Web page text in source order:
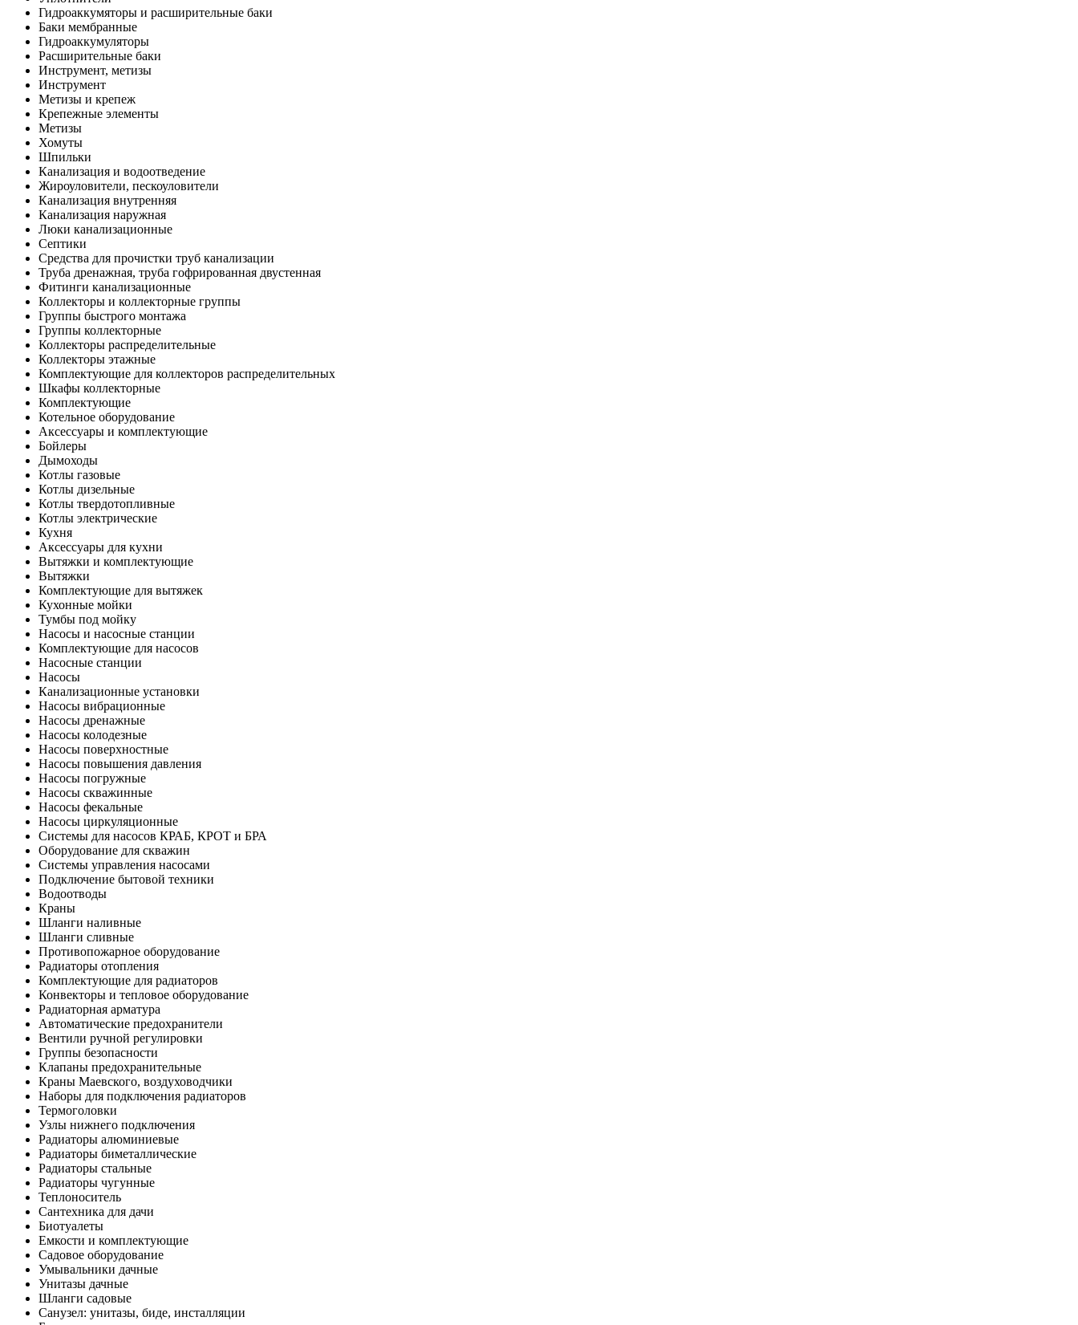
Гидроаккумяторы и расширительные баки
Баки мембранные
Гидроаккумуляторы
Расширительные баки
Инструмент, метизы
Инструмент
Метизы и крепеж
Крепежные элементы
Метизы
Хомуты
Шпильки
Канализация и водоотведение
Жироуловители, пескоуловители
Канализация внутренняя
Канализация наружная
Люки канализационные
Септики
Средства для прочистки труб канализации
Труба дренажная, труба гофрированная двустенная
Фитинги канализационные
Коллекторы и коллекторные группы
Группы быстрого монтажа
Группы коллекторные
Коллекторы распределительные
Коллекторы этажные
Комплектующие для коллекторов распределительных
Шкафы коллекторные
Комплектующие
Котельное оборудование
Аксессуары и комплектующие
Бойлеры
Дымоходы
Котлы газовые
Котлы дизельные
Котлы твердотопливные
Котлы электрические
Кухня
Аксессуары для кухни
Вытяжки и комплектующие
Вытяжки
Комплектующие для вытяжек
Кухонные мойки
Тумбы под мойку
Насосы и насосные станции
Комплектующие для насосов
Насосные станции
Насосы
Канализационные установки
Насосы вибрационные
Насосы дренажные
Насосы колодезные
Насосы поверхностные
Насосы повышения давления
Насосы погружные
Насосы скважинные
Насосы фекальные
Насосы циркуляционные
Системы для насосов КРАБ, КРОТ и БРА
Оборудование для скважин
Системы управления насосами
Подключение бытовой техники
Водоотводы
Краны
Шланги наливные
Шланги сливные
Противопожарное оборудование
Радиаторы отопления
Комплектующие для радиаторов
Конвекторы и тепловое оборудование
Радиаторная арматура
Автоматические предохранители
Вентили ручной регулировки
Группы безопасности
Клапаны предохранительные
Краны Маевского, воздуховодчики
Наборы для подключения радиаторов
Термоголовки
Узлы нижнего подключения
Радиаторы алюминиевые
Радиаторы биметаллические
Радиаторы стальные
Радиаторы чугунные
Теплоноситель
Сантехника для дачи
Биотуалеты
Емкости и комплектующие
Садовое оборудование
Умывальники дачные
Унитазы дачные
Шланги садовые
Санузел: унитазы, биде, инсталляции